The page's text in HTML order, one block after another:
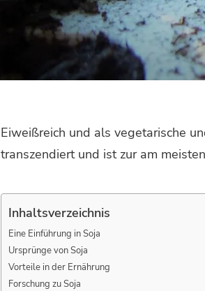
Eiweißreich und als vegetarische
transzendiert und ist zur am
Inhaltsverzeichnis
Eine Einführung in Soja
Ursprünge von Soja
Vorteile in der Ernährung
Forschung zu Soja